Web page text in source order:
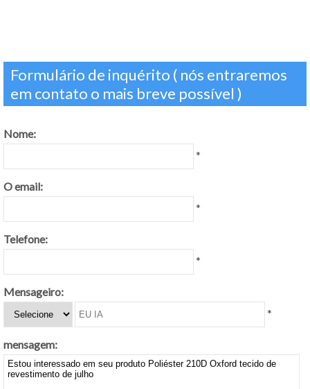
Formulário de inquérito ( nós entraremos
em contato o mais breve possível )
Nome:
*
O email:
*
Telefone:
*
Mensageiro:
*
mensagem: